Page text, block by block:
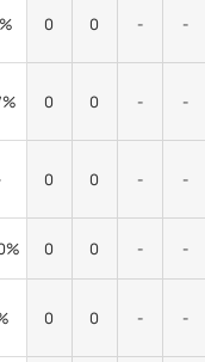
0 0 - -
0 0 - -
0 0 - -
0 0 - -
0 0 - -